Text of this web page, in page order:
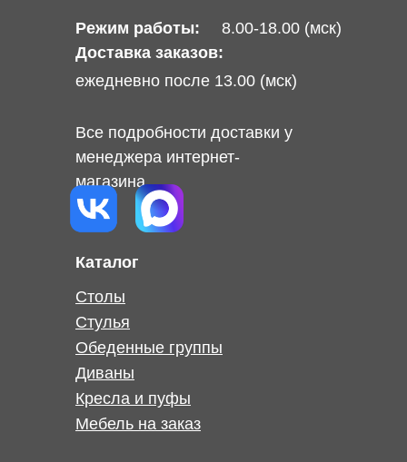
Каталог
Режим работы:
Доставка заказов:
Все подробности доставки у
менеджера интернет-
магазина
ежедневно после 13.00 (мск)
8.00-18.00 (мск)
Обеденные группы
Мебель на заказ
Кресла и пуфы
Диваны
Стулья
Столы